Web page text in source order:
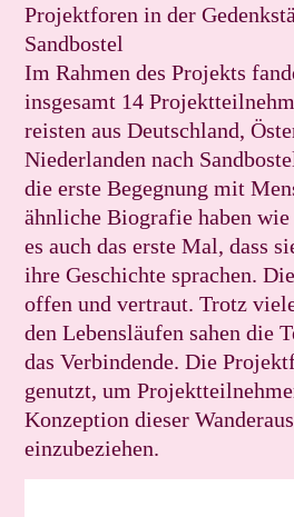
Projektforen in der
Sandbostel
Im Rahmen des Projekts
insgesamt 14
reisten aus Deutschland,
Niederlanden nach
die erste Begegnung mit
ähnliche Biografie haben
es auch das erste Mal, dass
ihre Geschichte sprachen.
offen und vertraut. Trotz
den Lebensläufen sahen die
das Verbindende. Die
genutzt, um
Konzeption dieser
einzubeziehen.